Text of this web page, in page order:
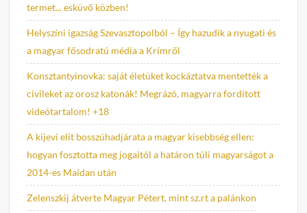
termet... esküvő közben!
Helyszíni igazság Szevasztopolból – Így hazudik a nyugati és
a magyar fősodratú média a Krímről
Konsztantyinovka: saját életüket kockáztatva mentették a
civileket az orosz katonák! Megrázó, magyarra fordított
videótartalom! +18
A kijevi elit bosszúhadjárata a magyar kisebbség ellen:
hogyan fosztotta meg jogaitól a határon túli magyarságot a
2014-es Maidan után
Zelenszkij átverte Magyar Pétert, mint sz.rt a palánkon